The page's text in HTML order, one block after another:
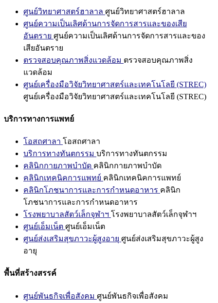
ศูนย์วิทยาศาสตร์ฮาลาล ศูนย์วิทยาศาสตร์ฮาลาล
ศูนย์ความเป็นเลิศด้านการจัดการสารและของเสีย
อันตราย ศูนย์ความเป็นเลิศด้านการจัดการสารและของ
เสียอันตราย
ตรวจสอบคุณภาพสิ่งแวดล้อม ตรวจสอบคุณภาพสิ่ง
แวดล้อม
ศูนย์เครื่องมือวิจัยวิทยาศาสตร์และเทคโนโลยี (STREC)
ศูนย์เครื่องมือวิจัยวิทยาศาสตร์และเทคโนโลยี (STREC)
บริการทางการแพทย์
โอสถศาลา โอสถศาลา
บริการทางทันตกรรม บริการทางทันตกรรม
คลินิกกายภาพบำบัด คลินิกกายภาพบำบัด
คลินิกเทคนิคการแพทย์ คลินิกเทคนิคการแพทย์
คลินิกโภชนาการและการกำหนดอาหาร คลินิก
โภชนาการและการกำหนดอาหาร
โรงพยาบาลสัตว์เล็กจุฬาฯ โรงพยาบาลสัตว์เล็กจุฬาฯ
ศูนย์เอ็มเน็ต ศูนย์เอ็มเน็ต
ศูนย์ส่งเสริมสุขภาวะผู้สูงอายุ ศูนย์ส่งเสริมสุขภาวะผู้สูง
อายุ
พื้นที่สร้างสรรค์
ศูนย์พันธกิจเพื่อสังคม ศูนย์พันธกิจเพื่อสังคม